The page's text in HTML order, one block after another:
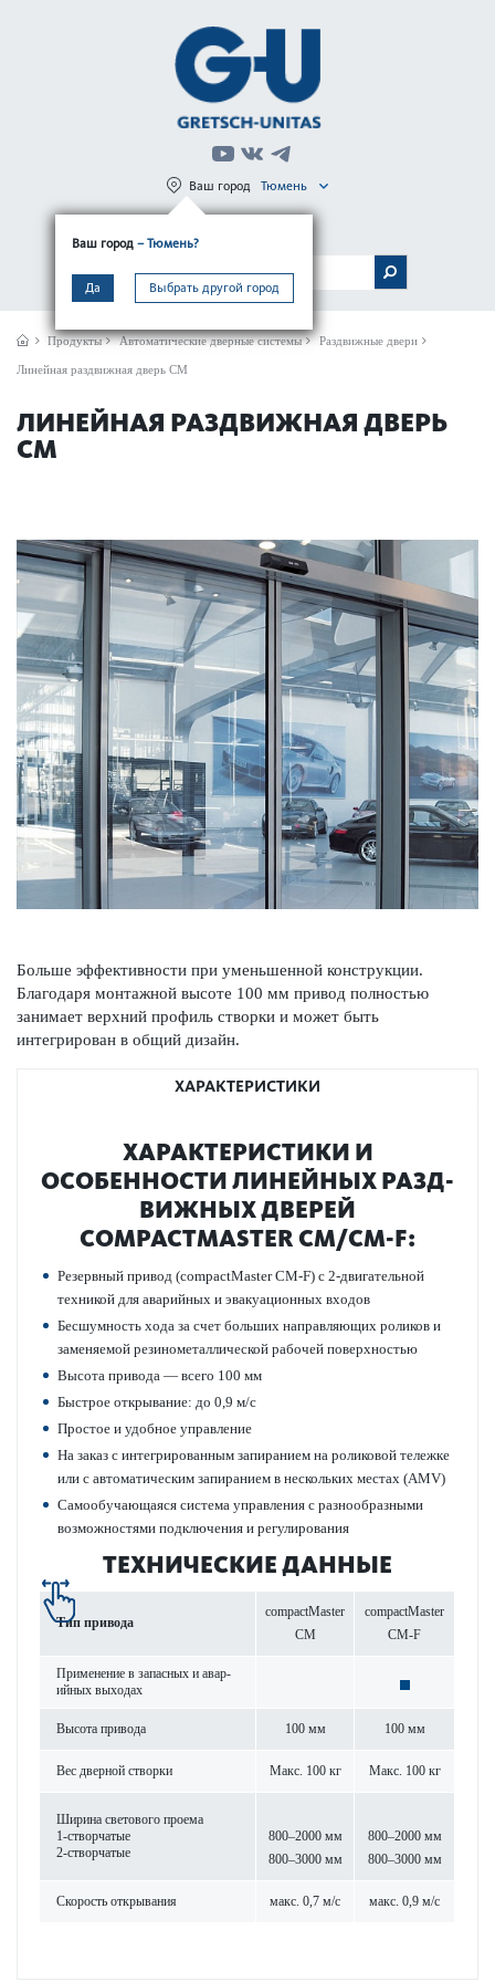
Ваш город – Тюмень?
Да Выбрать другой город
Ваш город Тюмень
МЕНЮ
Продукты Автом­ат­ические дверные сис­темы Раздвижные двери
Линейная раздвижная дверь CM
ЛИНЕЙНАЯ РАЗДВИЖНАЯ ДВЕРЬ
CM
Больше эффективности при уменьшенной конструкции.
Благодаря монтажной высоте 100 мм привод полно­стью
занимает верхний профиль створки и может быть
интегрирован в общий дизайн.
ХАРАКТЕРИСТИКИ
ХАР­АКТЕР­И­С­ТИКИ И
ОСОБЕННОСТИ ЛИНЕЙНЫХ РАЗ­Д­
ВИЖНЫХ ДВЕРЕЙ
COMPACTMASTER CM/CM-F:
Рез­ервный привод (compactMaster CM-F) с 2-двигательной
техникой для авар­ийных и эвакуацио­нных входов
Бесшумность хода за счет больших направляющих роликов и
заменяемой рези­номет­аллической рабочей пове­рхно­стью
Высота при­вода — всего 100 мм
Быстрое открывание: до 0,9 м/с
Про­стое и удобное управ­ление
На заказ с интегриро­ванным запиранием на роли­к­овой тел­ежке
или с автом­ат­ическим запиранием в нес­кольких местах (AMV)
Самообучающаяся сис­тема управ­ления с разнообразными
возможно­с­тями под­ключения и регулирования
ТЕХНИЧЕСКИЕ ДАННЫЕ
Тип при­вода
compactMaster
CM
compactMaster
CM-F
Применение в запасных и авар­
ийных выходах
Высота при­вода 100 мм 100 мм
Вес дверной створки Макс. 100 кг Макс. 100 кг
Ширина свет­ового проема
1-створ­чатые
2-створ­чатые
800–2000 мм
800–3000 мм
800–2000 мм
800–3000 мм
Скор­ость открывания макс. 0,7 м/с макс. 0,9 м/с